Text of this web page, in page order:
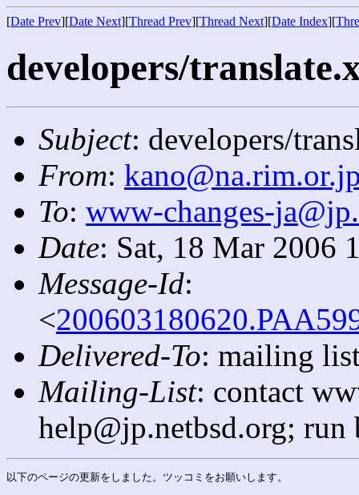
[Date Prev][Date Next][Thread Prev][Thread Next][Date Index][
developers/
Subject: developers/
From:
To: www-changes-
Date: Sat, 18 Mar 2006
Message-Id:
<
Delivered-To: mailing
Mailing-List: contact
help@jp.netbsd.org;
以下のページの更新をしました。ツッコミをお願いします。